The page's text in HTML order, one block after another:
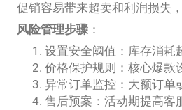
促销容易带来超卖和利润损失
风险管理步骤 ：
设置安全阈值：库存消耗
价格保护规则：核心爆款
异常订单监控：大额订单
售后预案：活动期提高客